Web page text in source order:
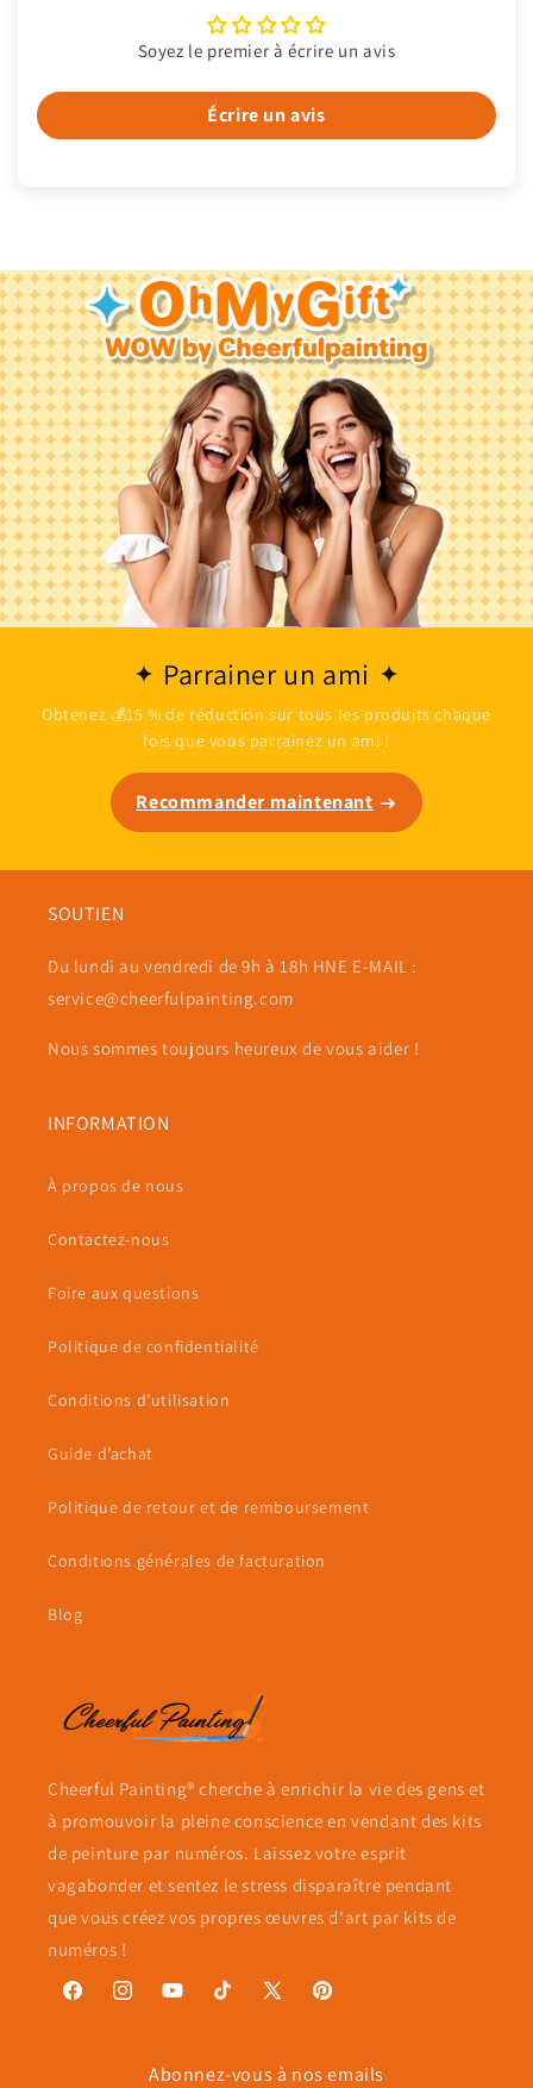
Soyez le premier à écrire un avis
Écrire un avis
Parrainer un ami
Obtenez 💰15 % de réduction sur tous les produits chaque
fois que vous parrainez un ami !
Recommander maintenant
SOUTIEN
Du lundi au vendredi de 9h à 18h HNE E-MAIL :
service@cheerfulpainting.com
Nous sommes toujours heureux de vous aider !
INFORMATION
À propos de nous
Contactez-nous
Foire aux questions
Politique de confidentialité
Conditions d’utilisation
Guide d’achat
Politique de retour et de remboursement
Conditions générales de facturation
Blog
Cheerful Painting® cherche à enrichir la vie des gens et
à promouvoir la pleine conscience en vendant des kits
de peinture par numéros. Laissez votre esprit
vagabonder et sentez le stress disparaître pendant
que vous créez vos propres œuvres d'art par kits de
numéros !
FacebookInstagramYouTubeTikTok
X
Pinterest
Abonnez-vous à nos emails